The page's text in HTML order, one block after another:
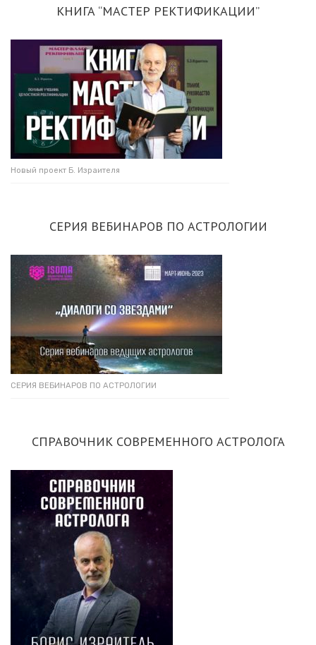
КНИГА “МАСТЕР РЕКТИФИКАЦИИ”
Новый проект Б. Израителя
СЕРИЯ ВЕБИНАРОВ ПО АСТРОЛОГИИ
СЕРИЯ ВЕБИНАРОВ ПО АСТРОЛОГИИ
СПРАВОЧНИК СОВРЕМЕННОГО АСТРОЛОГА